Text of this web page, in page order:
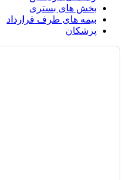
بخش های بستری
بیمه های طرف قرارداد
پزشکان